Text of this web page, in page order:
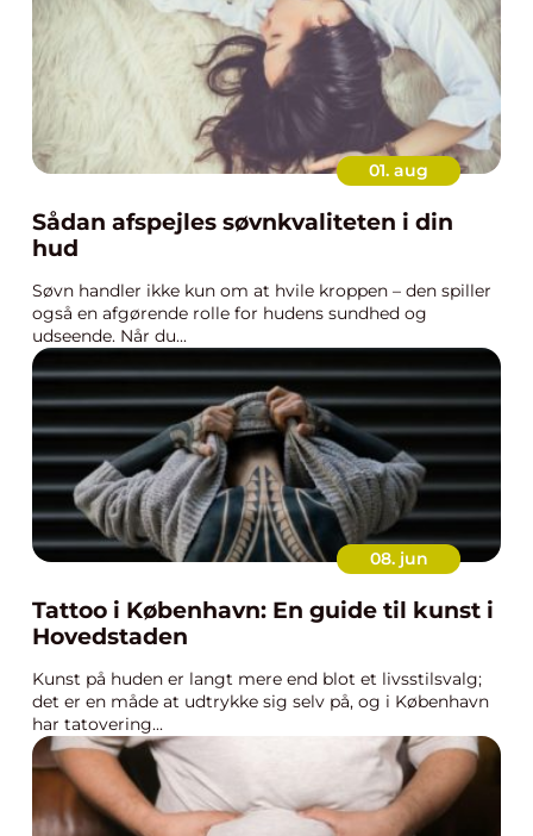
01. aug
Sådan afspejles søvnkvaliteten i din
hud
Søvn handler ikke kun om at hvile kroppen – den spiller
også en afgørende rolle for hudens sundhed og
udseende. Når du...
08. jun
Tattoo i København: En guide til kunst i
Hovedstaden
Kunst på huden er langt mere end blot et livsstilsvalg;
det er en måde at udtrykke sig selv på, og i København
har tatovering...